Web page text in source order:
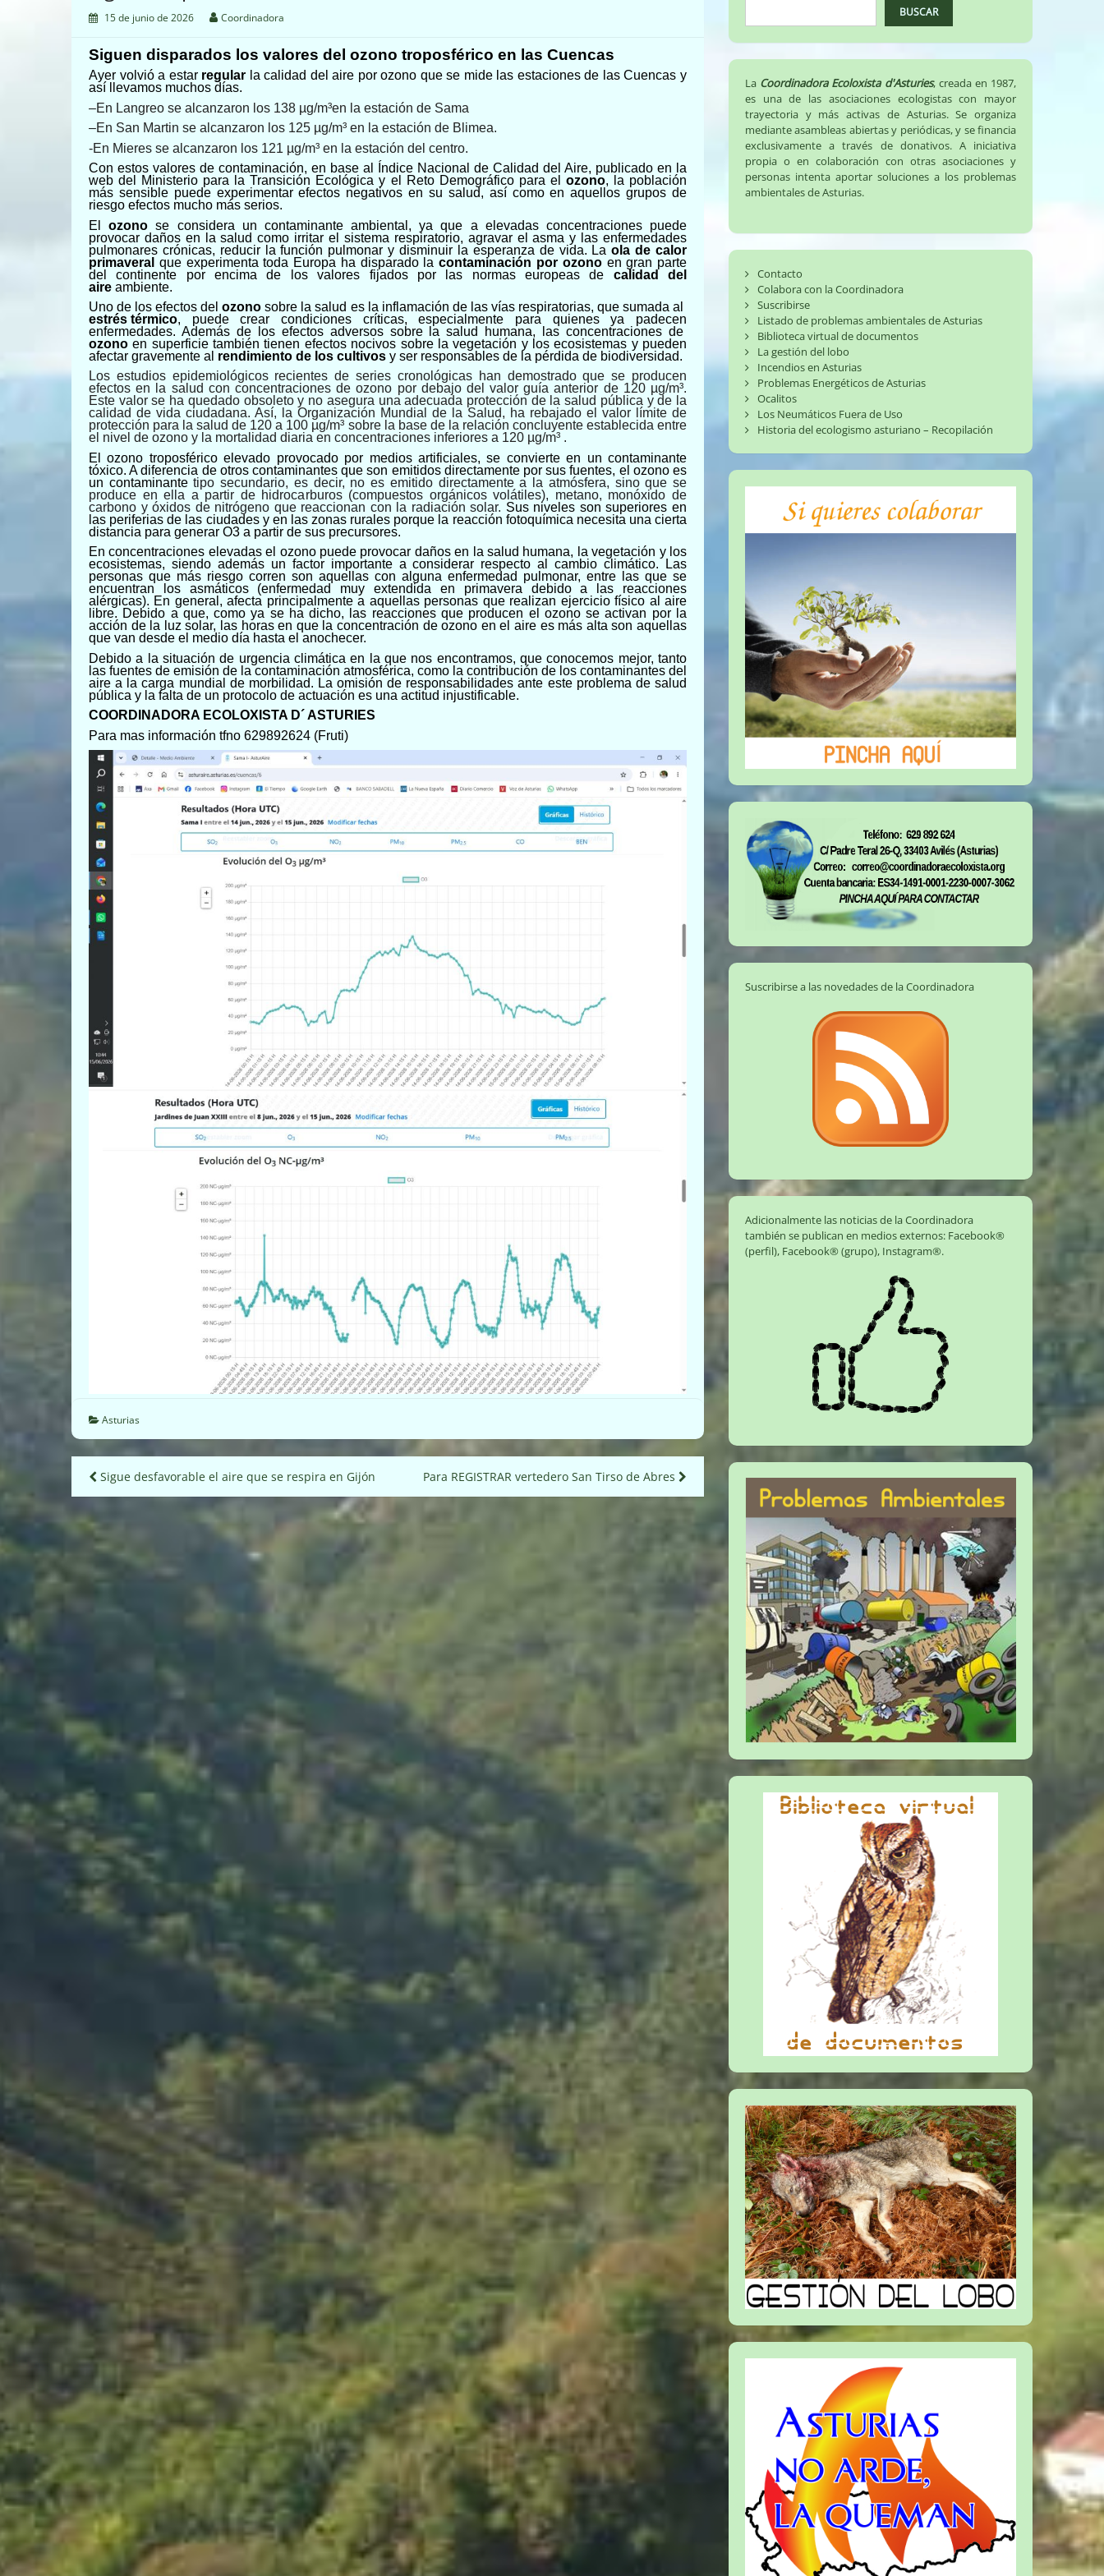
15 de junio de 2026 Coordinadora
Siguen disparados los valores del ozono troposférico en las Cuencas
Ayer volvió a estar regular la calidad del aire por ozono que se mide las estaciones de las Cuencasy
así llevamos muchos días.
–En Langreo se alcanzaron los 138 µg/m³en la estación de Sama
–En San Martin se alcanzaron los 125 µg/m³ en la estación de Blimea.
-En Mieres se alcanzaron los 121 µg/m³ en la estación de l centro.
Con estos valores de contaminación, en base al Índice Nacional de Calidad del Aire, publicado en la
web del Ministerio para la Transición Ecológica y el Reto Demográfico para el ozono, la población
más sensible puede experimentar efectos negativos en su salud, así como en aquellos grupos de
riesgo efectos mucho más serios.
Elozono se considera un contaminante ambiental, ya que a elevadas concentraciones puede
provocar daños en la salud como irritar el sistema respiratorio, agravar el asma y las enfermedades
pulmonares crónicas, reducir la función pulmonar y disminuir la esperanza de vida. La ola de calor
primaveral que experimenta toda Europa ha disparado lacontaminación por ozono en gran parte
delcontinente por encima de los valores fijados por las normas europeas de calidad del
aire ambiente.
Uno de los efectos delozono sobre la salud es la inflamación de las vías respiratorias, que sumada al
estrés térmico, puede crear condiciones críticas, especialmente para quienes ya padecen
enfermedades. Además de los efectos adversos sobre la salud humana, las concentraciones de
ozono en superficie también tienen efectos nocivos sobre la vegetación y los ecosistemas y pueden
afectar gravemente al rendimiento de los cultivos y ser responsables de la pérdida de biodiversidad.
Los estudios epidemiológicos recientes de series cronológicas han demostrado que se producen
efectos en la salud con concentraciones de ozono por debajo del valor guía anterior de 120 µg/m³.
Este valor se ha quedado obsoleto y no asegura una adecuada protección de la salud pública y de la
calidad de vida ciudadana. Así, la Organización Mundial de la Salud, ha rebajado el valor límite de
protección para la salud de 120 a 100 µg/m³ sobre la base de la relación concluyente establecida entre
el nivel de ozono y la mortalidad diaria en concentraciones inferiores a 120 µg/m³ .
El ozono troposférico elevado provocado por medios artificiales, se convierte en un contaminante
tóxico. A diferencia de otros contaminantes que son emitidos directamente por sus fuentes, el ozono es
un contaminantetipo secundario, es decir, no es emitido directamente a la atmósfera, sino que se
produce en ella a partir de hidrocarburos (compuestos orgánicos volátiles), metano, monóxido de
carbono y óxidos de nitrógeno que reaccionan con la radiación solar. Sus niveles son superiores en
las periferias de las ciudades y en las zonas rurales porque la reacción fotoquímica necesita una cierta
distancia para generar O3 a partir de sus precursores.
En concentraciones elevadas el ozono puede provocar daños en la salud humana, la vegetación y los
ecosistemas, siendo además un factor importante a considerar respecto al cambio climático.
Las
personas que más riesgo corren son aquellas con alguna enfermedad pulmonar, entre las que se
encuentran los asmáticos (enfermedad muy extendida en primavera debido a las reacciones
alérgicas). En general, afecta principalmente a aquellas personas que realizan ejercicio físico al aire
libre. Debido a que, como ya se ha dicho, las reacciones que producen el ozono se activan por la
acción de la luz solar, las horas en que la concentración de ozono en el aire es más alta son aquellas
que van desde el medio día hasta el anochecer.
Debido a la situación de urgencia climática en la que nos encontramos, que conocemos mejor, tanto
las fuentes de emisión de la contaminación atmosférica, como la contribución de los contaminantes del
aire a la carga mundial de morbilidad. La omisión de responsabilidades ante este problema de salud
pública y la falta de un protocolo de actuación es una actitud injustificable.
COORDINADORA ECOLOXISTA D´ ASTURIES
Para mas información tfno 629892624 (Fruti)
Asturias
Navegación
de
entradas
Sigue desfavorable el aire que se respira en Gijón Para REGISTRAR vertedero San Tirso de Abres
BUSCAR
La Coordinadora Ecoloxista d'Asturies, creada en 1987,
es una de las asociaciones ecologistas con mayor
trayectoria y más activas de Asturias. Se organiza
mediante asambleas abiertas y periódicas, y se financia
exclusivamente a través de donativos. A iniciativa
propia o en colaboración con otras asociaciones y
personas intenta aportar soluciones a los problemas
ambientales de Asturias.
Contacto
Colabora con la Coordinadora
Suscribirse
Listado de problemas ambientales de Asturias
Biblioteca virtual de documentos
La gestión del lobo
Incendios en Asturias
Problemas Energéticos de Asturias
Ocalitos
Los Neumáticos Fuera de Uso
Historia del ecologismo asturiano – Recopilación
Suscribirse a las novedades de la Coordinadora
Adicionalmente las noticias de la Coordinadora
también se publican en medios externos: Facebook®
(perfil), Facebook® (grupo), Instagram®.